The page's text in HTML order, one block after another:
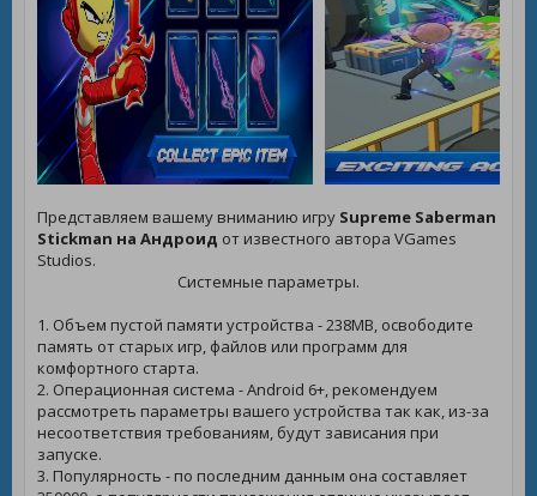
Представляем вашему вниманию игру Supreme Saberman
Stickman на Андроид от известного автора VGames
Studios.
Системные параметры.
1. Объем пустой памяти устройства - 238MB, освободите
память от старых игр, файлов или программ для
комфортного старта.
2. Операционная система - Android 6+, рекомендуем
рассмотреть параметры вашего устройства так как, из-за
несоответствия требованиям, будут зависания при
запуске.
3. Популярность - по последним данным она составляет